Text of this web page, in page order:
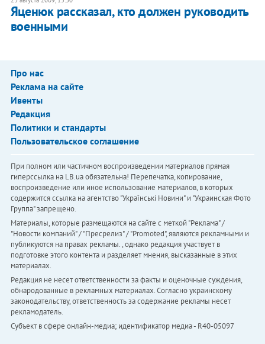
Яценюк рассказал, кто должен руководить
военными
Про нас
Реклама на сайте
Ивенты
Редакция
Политики и стандарты
Пользовательское соглашение
При полном или частичном воспроизведении материалов прямая
гиперссылка на LB.ua обязательна! Перепечатка, копирование,
воспроизведение или иное использование материалов, в которых
содержится ссылка на агентство "Українськi Новини" и "Украинская Фото
Группа" запрещено.
Материалы, которые размещаются на сайте с меткой "Реклама" /
"Новости компаний" / "Пресрелиз" / "Promoted", являются рекламными и
публикуются на правах рекламы. , однако редакция участвует в
подготовке этого контента и разделяет мнения, высказанные в этих
материалах.
Редакция не несет ответственности за факты и оценочные суждения,
обнародованные в рекламных материалах. Согласно украинскому
законодательству, ответственность за содержание рекламы несет
рекламодатель.
Субъект в сфере онлайн-медиа; идентификатор медиа - R40-05097